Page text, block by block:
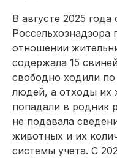
В августе 2025 года
Россельхознадзора
отношении
содержала 15
свободно ходили
людей, а отходы их
попадали в родник
не подавала
животных и их
системы учета. С